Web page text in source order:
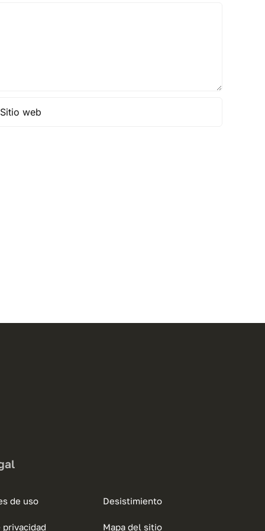
de uso Desistimiento
Mapa del sitio